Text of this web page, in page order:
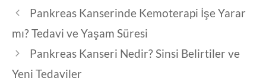
Pankreas Kanserinde Kemoterapi İşe Yarar
mı? Tedavi ve Yaşam Süresi
Pankreas Kanseri Nedir? Sinsi Belirtiler ve
Yeni Tedaviler